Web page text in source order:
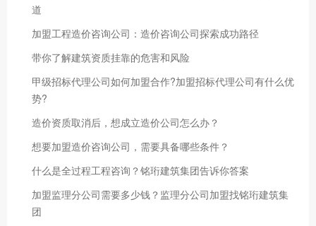
道
加盟工程造价咨询公司：造价咨询公司探索成功路径
带你了解建筑资质挂靠的危害和风险
甲级招标代理公司如何加盟合作?加盟招标代理公司有什么优
势?
造价资质取消后，想成立造价公司怎么办？
想要加盟造价咨询公司，需要具备哪些条件？
什么是全过程工程咨询？铭珩建筑集团告诉你答案
加盟监理分公司需要多少钱？监理分公司加盟找铭珩建筑集
团